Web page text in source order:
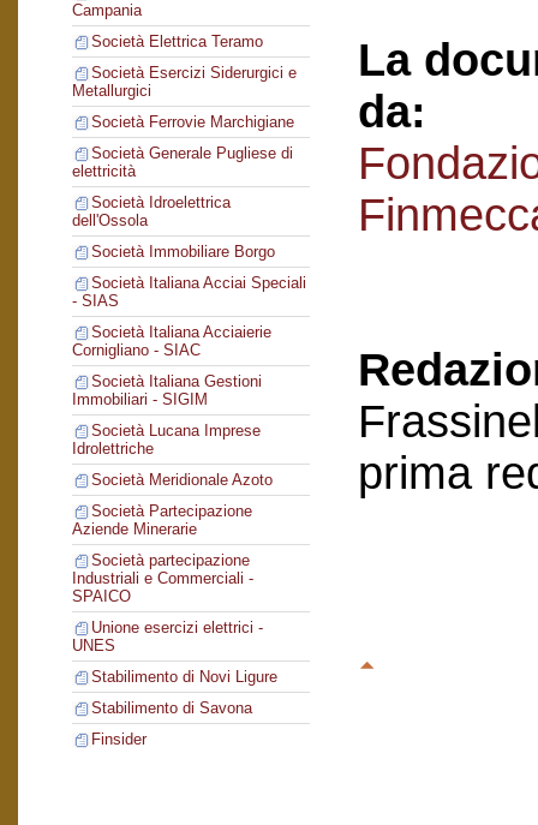
Campania
Società Elettrica Teramo
Società Esercizi Siderurgici e
Metallurgici
Società Ferrovie Marchigiane
Società Generale Pugliese di
elettricità
Società Idroelettrica
dell'Ossola
Società Immobiliare Borgo
Società Italiana Acciai Speciali
- SIAS
Società Italiana Acciaierie
Cornigliano - SIAC
Società Italiana Gestioni
Immobiliari - SIGIM
Società Lucana Imprese
Idrolettriche
Società Meridionale Azoto
Società Partecipazione
Aziende Minerarie
Società partecipazione
Industriali e Commerciali -
SPAICO
Unione esercizi elettrici -
UNES
Stabilimento di Novi Ligure
Stabilimento di Savona
Finsider
La
da:
prima